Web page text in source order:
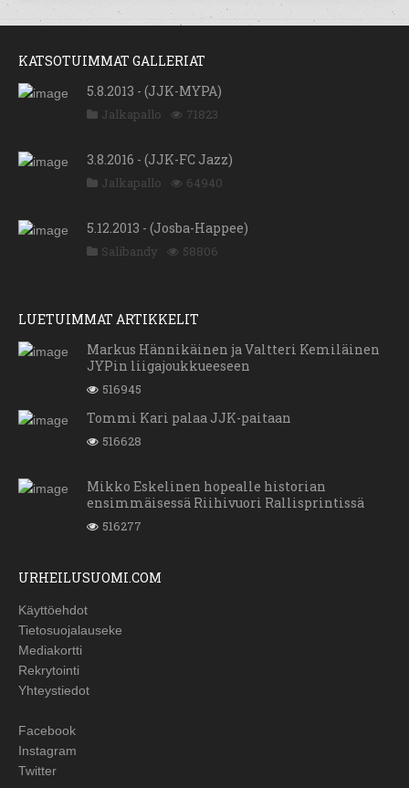
KATSOTUIMMAT GALLERIAT
5.8.2013 - (JJK-MYPA)
Jalkapallo 71823
3.8.2016 - (JJK-FC Jazz)
Jalkapallo 64940
5.12.2013 - (Josba-Happee)
Salibandy 58806
LUETUIMMAT ARTIKKELIT
Markus Hännikäinen ja Valtteri Kemiläinen
JYPin liigajoukkueeseen
516945
Tommi Kari palaa JJK-paitaan
516628
Mikko Eskelinen hopealle historian
ensimmäisessä Riihivuori Rallisprintissä
516277
URHEILUSUOMI.COM
Käyttöehdot
Tietosuojalauseke
Mediakortti
Rekrytointi
Yhteystiedot
Facebook
Instagram
Twitter